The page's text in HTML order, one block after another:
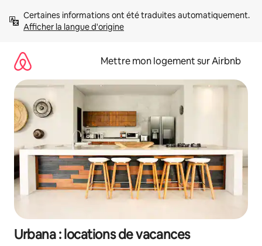
directement
Afficher la langue d'origine
Mettre mon logement sur Airbnb
Urbana : locations de vacances